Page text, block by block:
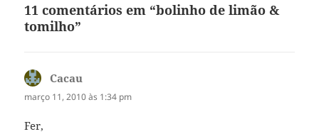
11 comentários em “bolinho de limão &
tomilho”
Cacau
março 11, 2010 às 1:34 pm
Fer,